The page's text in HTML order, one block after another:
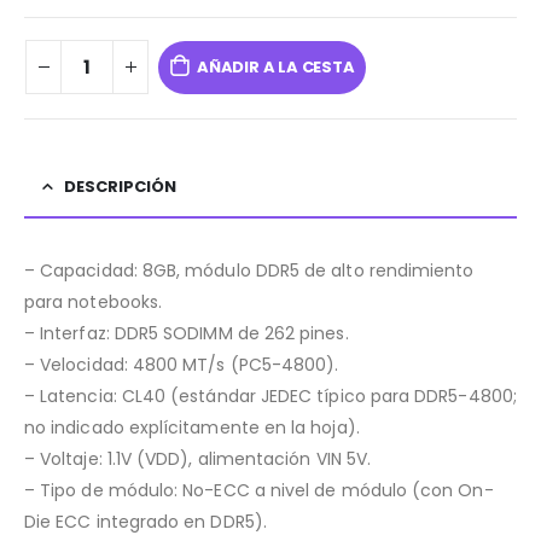
AÑADIR A LA CESTA
DESCRIPCIÓN
– Capacidad: 8GB, módulo DDR5 de alto rendimiento
para notebooks.
– Interfaz: DDR5 SODIMM de 262 pines.
– Velocidad: 4800 MT/s (PC5-4800).
– Latencia: CL40 (estándar JEDEC típico para DDR5-4800;
no indicado explícitamente en la hoja).
– Voltaje: 1.1V (VDD), alimentación VIN 5V.
– Tipo de módulo: No-ECC a nivel de módulo (con On-
Die ECC integrado en DDR5).